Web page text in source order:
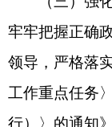
线。要强化政策
织开展“一科一辅
执行能力，依托
道解读政策，主